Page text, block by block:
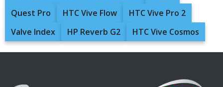
Quest Pro
HTC Vive Flow
HTC Vive Pro 2
Valve Index
HP Reverb G2 HTC Vive Cosmos